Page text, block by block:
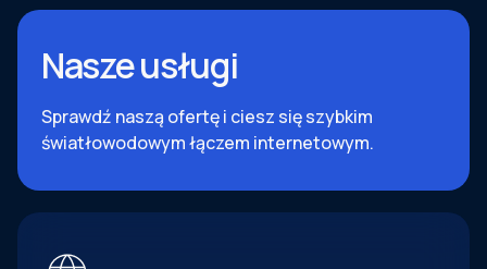
Nasze usługi
Sprawdź naszą ofertę i ciesz się szybkim
światłowodowym łączem internetowym.